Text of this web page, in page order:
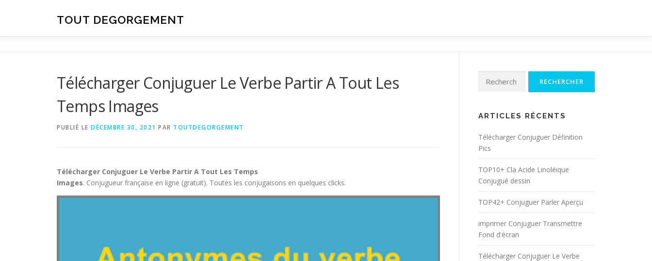
TOUT DEGORGEMENT
Télécharger Conjuguer Le Verbe Partir A Tout Les
Temps Images
PUBLIÉ LE DÉCEMBRE 30, 2021 PAR TOUTDEGORGEMENT
Télécharger Conjuguer Le Verbe Partir A Tout Les Temps
Images. Conjugueur française en ligne (gratuit). Toutes les conjugaisons en quelques clicks.
Rechercher :
ARTICLES RÉCENTS
Télécharger Conjuguer Définition
Pics
TOP10+ Cla Acide Linoléique
Conjugué dessin
TOP42+ Conjuguer Parler Aperçu
imprimer Conjuguer Transmettre
Fond d'écran
Télécharger Conjuguer Le Verbe